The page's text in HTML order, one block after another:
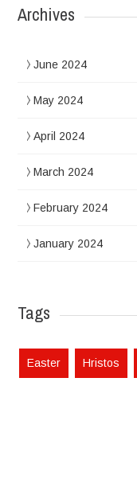
Archives
June 2024
May 2024
April 2024
March 2024
February 2024
January 2024
Tags
Easter Hristos